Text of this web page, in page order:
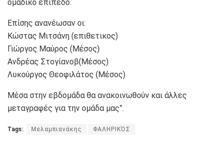
ομαδικό επίπεδο.
Επίσης ανανέωσαν οι:
Κώστας Μιτσάνη (επιθετικος)
Γιώργος Μαύρος (Μέσος)
Ανδρέας Στογίανοβ(Μέσος)
Λυκούργος Θεοφιλάτος (Μέσος)
Μέσα στην εβδομάδα θα ανακοινωθούν και άλλες
μεταγραφές για την ομάδα μας”.
Tags: Mελαμπιανάκης ΦΑΛΗΡΙΚΌΣ